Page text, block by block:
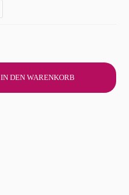
IN DEN WARENKORB